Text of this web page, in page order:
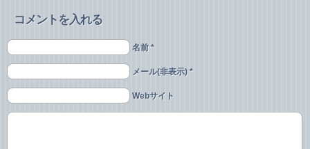
コメントを入れる
名前 *
メール(非表示) *
Webサイト